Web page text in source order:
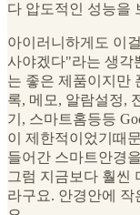
다 압도적인 성능을
아이러니하게도 이
사야겠다"라는 생각
는 좋은 제품이지만
록, 메모, 알람설정,
기, 스마트홈등등
이 제한적이었기때
들어간 스마트안경
그럼 지금보다 훨씬
라구요. 안경안에 작